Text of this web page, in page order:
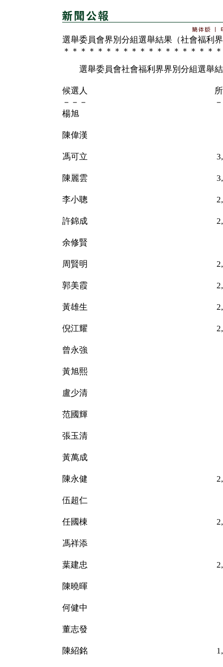
選舉委員會界別分組選舉結果（社會福利
＊＊＊＊＊＊＊＊＊＊＊＊＊＊＊＊＊＊
選舉委員會社會福利界界別分組選舉結
候選人 所得
－－－ －－
楊旭
陳偉漢
馮可立 3,647（
陳麗雲 3,896（
李小聰 2,146（
許錦成 2,408（
余修賢
周賢明 2,287（
郭美霞 2,225（
黃雄生 2,437（
倪江耀 2,630（
曾永強
黃旭熙
盧少清
范國輝
張玉清
黃萬成
陳永健 2,149（
伍超仁
任國棟 2,405（
馮祥添
葉建忠 2,132（
陳曉暉
何健中
董志發
陳紹銘